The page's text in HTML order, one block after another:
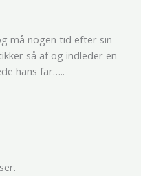
må nogen tid efter sin
så af og indleder en
hans far…..